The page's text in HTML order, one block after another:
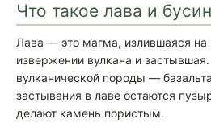
Что такое лава и
Лава — это магма, излившаяся на
извержении вулкана и
вулканической породы —
застывания в лаве остаются
делают камень пористым.